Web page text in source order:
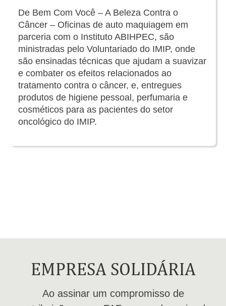
De Bem Com Você – A Beleza Contra o
Câncer – Oficinas de auto maquiagem em
parceria com o Instituto ABIHPEC, são
ministradas pelo Voluntariado do IMIP, onde
são ensinadas técnicas que ajudam a suavizar
e combater os efeitos relacionados ao
tratamento contra o câncer, e, entregues
produtos de higiene pessoal, perfumaria e
cosméticos para as pacientes do setor
oncológico do IMIP.
EMPRESA SOLIDÁRIA
Ao assinar um compromisso de